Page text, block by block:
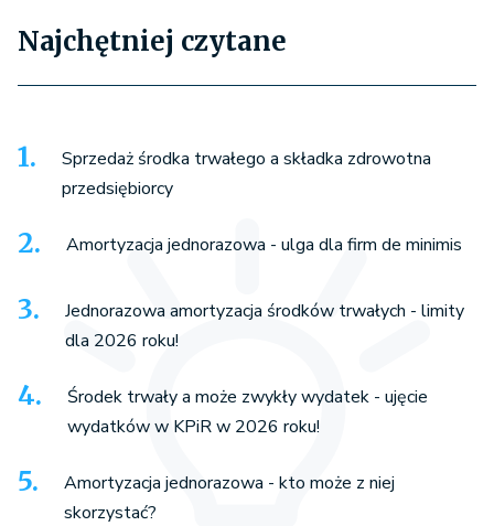
Najchętniej czytane
Sprzedaż środka trwałego a składka zdrowotna
przedsiębiorcy
Amortyzacja jednorazowa - ulga dla firm de minimis
Jednorazowa amortyzacja środków trwałych - limity
dla 2026 roku!
Środek trwały a może zwykły wydatek - ujęcie
wydatków w KPiR w 2026 roku!
Amortyzacja jednorazowa - kto może z niej
skorzystać?